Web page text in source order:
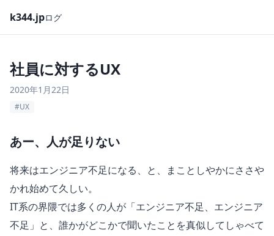
k344.jpログ
社員に対するUX
2020年1月22日
#UX
あー、人が足りない
将来はエンジニア不足になる、と、まことしやかにささや
かれ始めて久しい。
IT系の界隈では多くの人が「エンジニア不足、エンジニア
不足」と、誰かがどこかで聞いたことを真似してしゃべて